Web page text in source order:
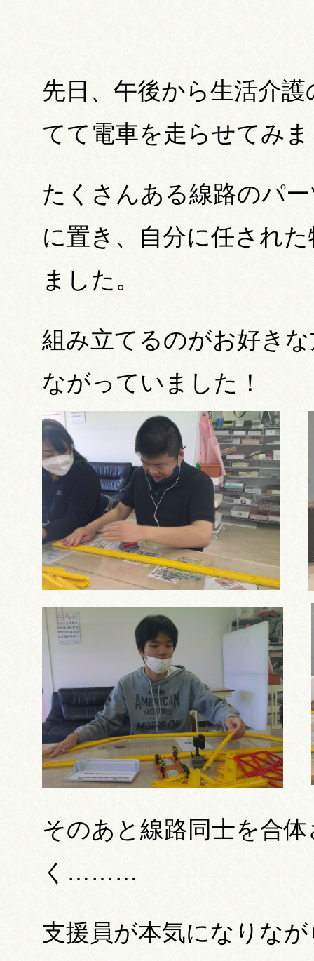
先日、午後から生活介
てて電車を走らせてみ
たくさんある線路のパ
に置き、自分に任され
ました。
組み立てるのがお好き
ながっていました！
そのあと線路同士を合
く………
支援員が本気になりな